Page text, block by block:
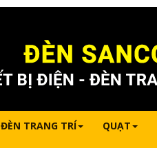
ĐÈN TRANG TRÍ QUẠT